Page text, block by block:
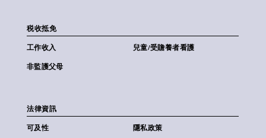
税收抵免
工作收入 兒童/受贍養者看護
非監護父母
法律資訊
可及性 隱私政策